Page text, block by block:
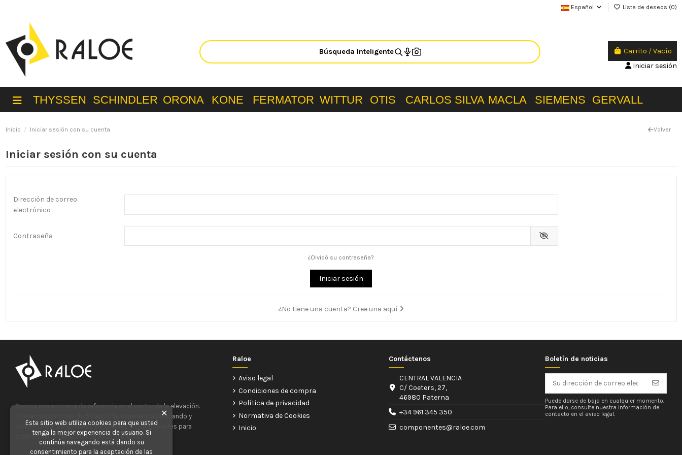
Español Lista de deseos (0)
Búsqueda Inteligente Carrito /Vacío
Iniciar sesión
THYSSEN SCHINDLER ORONA KONE FERMATOR WITTUR OTIS CARLOS SILVA MACLA SIEMENS GERVALL
Inicio Iniciar sesión con su cuenta Volver
Iniciar sesión con su cuenta
Dirección de correo
electrónico
Contraseña
¿Olvidó su contraseña?
Iniciar sesión
¿No tiene una cuenta? Cree una aquí
Somos una empresa de referencia en el sector de la elevación.
Contamos con más de 50 años de experiencia diseñando y
comercializando Aparatos Elevadores y Componentes para
profesionales del sector en todo el mundo.
Raloe
Aviso legal
Condiciones de compra
Política de privacidad
Normativa de Cookies
Inicio
Contáctenos
CENTRAL VALENCIA
C/ Coeters, 27,
46980 Paterna
+34 961 345 350
componentes@raloe.com
Boletín de noticias
Puede darse de baja en cualquier momento.
Para ello, consulte nuestra información de
contacto en el aviso legal.
✕
Este sitio web utiliza cookies para que usted
tenga la mejor experiencia de usuario. Si
continúa navegando está dando su
consentimiento para la aceptación de las